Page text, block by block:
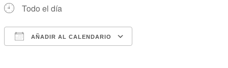
Todo el día
AÑADIR AL CALENDARIO